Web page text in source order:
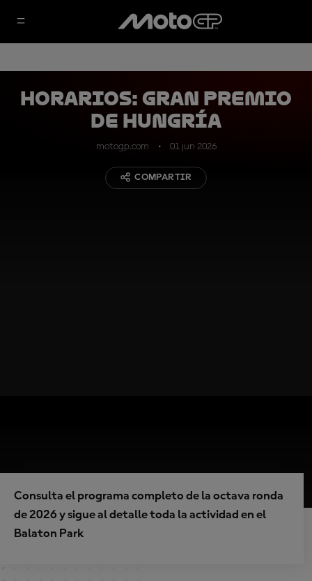
HORARIOS: Gran Premio
de Hungría
motogp.com 01 jun 2026
COMPARTIR
Consulta el programa completo de la octava ronda
de 2026 y sigue al detalle toda la actividad en el
Balaton Park